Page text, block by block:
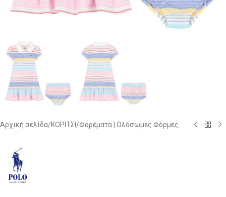
Αρχική σελίδα/ΚΟΡΙΤΣΙ /Φορέματα | Ολόσωμες Φόρμες